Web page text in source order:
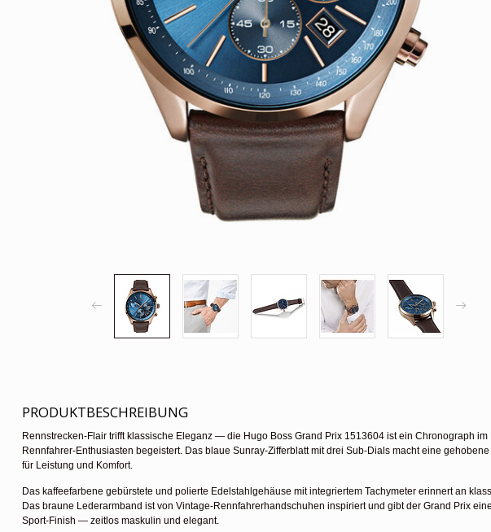
PRODUKTBESCHREIBUNG
Rennstrecken-Flair trifft klassische Eleganz — die Hugo Boss Grand Prix 1513604 ist ein Chronograph
Rennfahrer-Enthusiasten begeistert. Das blaue Sunray-Zifferblatt mit drei Sub-Dials macht eine
für Leistung und Komfort.
Das kaffeefarbene gebürstete und polierte Edelstahlgehäuse mit integriertem Tachymeter erinnert an
Das braune Lederarmband ist von Vintage-Rennfahrerhandschuhen inspiriert und gibt der Grand Prix
Sport-Finish — zeitlos maskulin und elegant.